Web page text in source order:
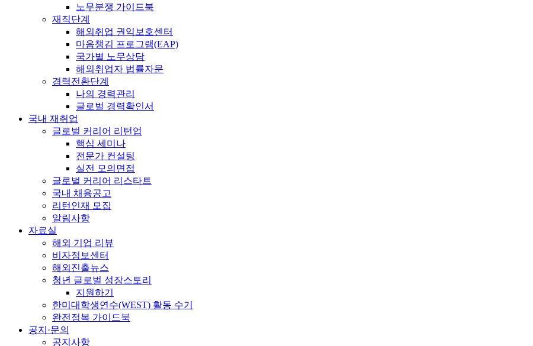
노무분쟁 가이드북
재직단계
해외취업 권익보호센터
마음챙김 프로그램(EAP)
국가별 노무상담
해외취업자 법률자문
경력전환단계
나의 경력관리
글로벌 경력확인서
국내 재취업
글로벌 커리어 리턴업
핵심 세미나
전문가 컨설팅
실전 모의면접
글로벌 커리어 리스타트
국내 채용공고
리턴인재 모집
알림사항
자료실
해외 기업 리뷰
비자정보센터
해외진출뉴스
청년 글로벌 성장스토리
지원하기
한미대학생연수(WEST) 활동 수기
완전정복 가이드북
공지·문의
공지사항